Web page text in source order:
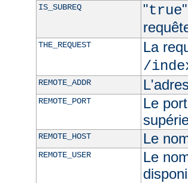
IS_SUBREQ "true
THE_REQUEST
La
/
REMOTE_ADDR
REMOTE_PORT
Le
REMOTE_HOST Le
REMOTE_USER
Le